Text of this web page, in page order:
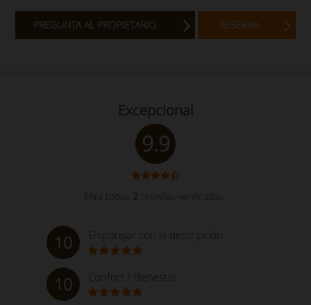
PREGUNTA AL PROPIETARIO RESERVA
9.9
Excepcional
Mira todas 2 reseñas verificadas
10 Emparejar con la descripción
10 Confort / Bienestar